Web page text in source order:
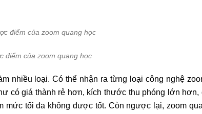
điểm của zoom quang học
nhiều loại. Có thể nhận ra từng loại công nghệ
có giá thành rẻ hơn, kích thước thu phóng lớn hơn,
tối đa không được tốt. Còn ngược lại, zoom